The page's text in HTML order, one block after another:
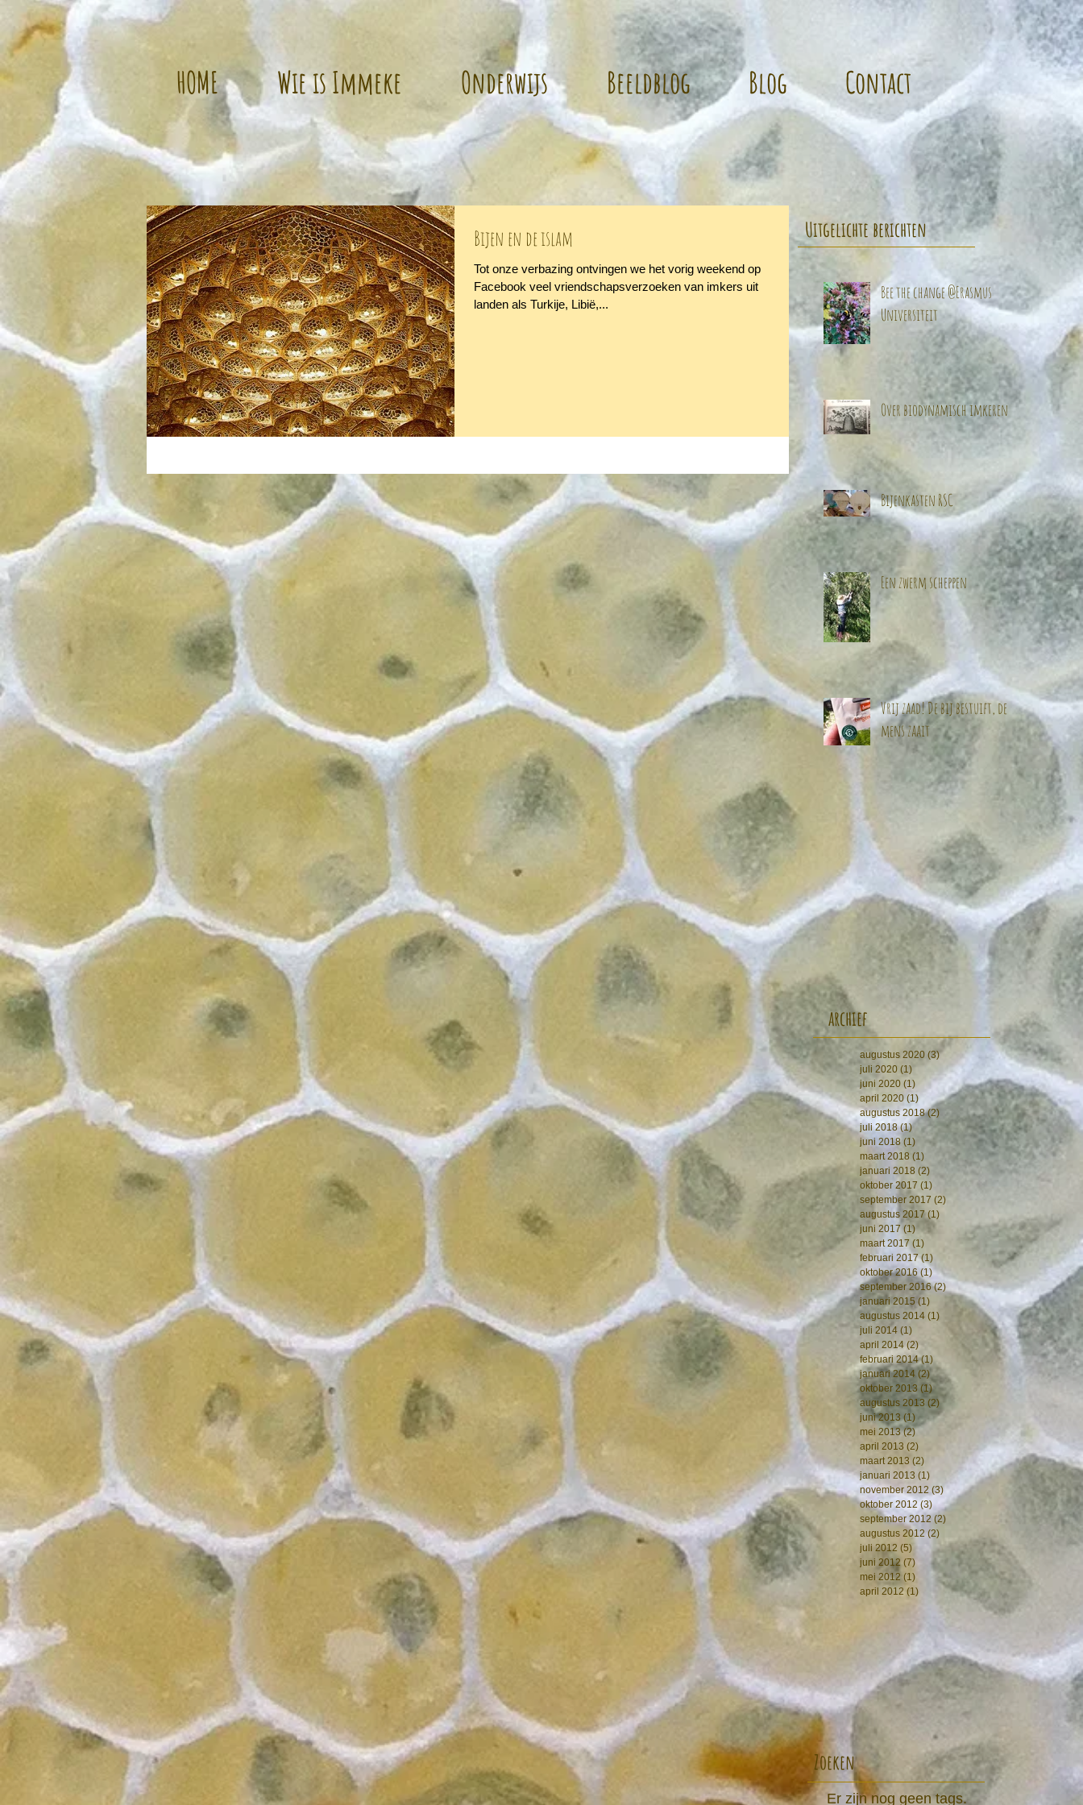
HOME Wie is Immeke Onderwijs Beeldblog Blog Contact
Bijen en de islam
Tot onze verbazing ontvingen we het vorig weekend op
Facebook veel vriendschapsverzoeken van imkers uit
landen als Turkije, Libië,...
Uitgelichte berichten
Bee the change @Erasmus
Universiteit
Over biodynamisch imkeren
Bijenkasten RSC
Een zwerm scheppen
Vrij zaad! De bij bestuift, de
mens zaait
archief
augustus 2020 (3)3 posts
juli 2020 (1)
juni 2020 (1) 1 post
april 2020 (1) 1 post
augustus 2018 (2) 2 posts
juli 2018 (1)1 post
juni 2018 (1) 1 post
maart 2018 (1)
januari 2018 (2)
oktober 2017 (1)
september 2017 (2)
augustus 2017 (1)
juni 2017 (1)1 post
maart 2017 (1)
februari 2017 (1)
oktober 2016 (1)1 post
september 2016 (2) 2 posts
januari 2015 (1)
augustus 2014 (1)
juli 2014 (1)
april 2014 (2)2 posts
februari 2014 (1)
januari 2014 (2) 2 posts
oktober 2013 (1)1 post
augustus 2013 (2) 2 posts
juni 2013 (1) 1 post
mei 2013 (2)
april 2013 (2)
maart 2013 (2)
januari 2013 (1) 1 post
november 2012 (3)3 posts
oktober 2012 (3) 3 posts
september 2012 (2)
augustus 2012 (2)
juli 2012 (5) 5 posts
juni 2012 (7) 7 posts
mei 2012 (1) 1 post
april 2012 (1)
Zoeken
Er zijn nog geen tags.